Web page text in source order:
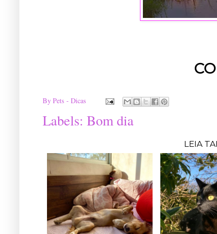
By Pets - Dicas
Labels: Bom dia
LEIA